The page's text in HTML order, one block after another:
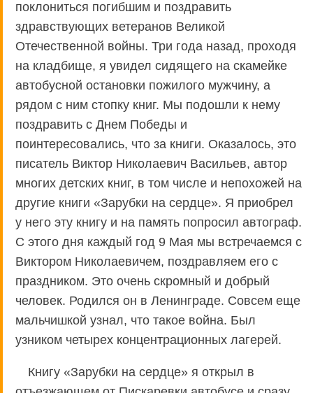
поклониться погибшим и поздравить
здравствующих ветеранов Великой
Отечественной войны. Три года назад, проходя
на кладбище, я увидел сидящего на скамейке
автобусной остановки пожилого мужчину, а
рядом с ним стопку книг. Мы подошли к нему
поздравить с Днем Победы и
поинтересовались, что за книги. Оказалось, это
писатель Виктор Николаевич Васильев, автор
многих детских книг, в том числе и непохожей на
другие книги «Зарубки на сердце». Я приобрел
у него эту книгу и на память попросил автограф.
С этого дня каждый год 9 Мая мы встречаемся с
Виктором Николаевичем, поздравляем его с
праздником. Это очень скромный и добрый
человек. Родился он в Ленинграде. Совсем еще
мальчишкой узнал, что такое война. Был
узником четырех концентрационных лагерей.
Книгу «Зарубки на сердце» я открыл в